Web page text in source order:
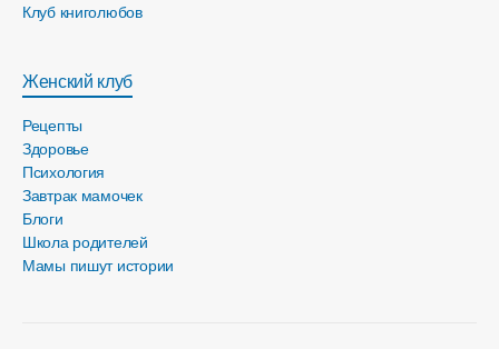
Клуб книголюбов
Женский клуб
Рецепты
Здоровье
Психология
Завтрак мамочек
Блоги
Школа родителей
Мамы пишут истории